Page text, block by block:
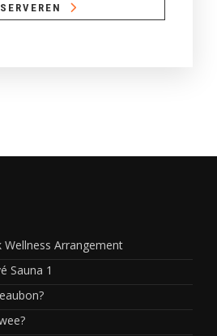
Arrangement
Sauna 1